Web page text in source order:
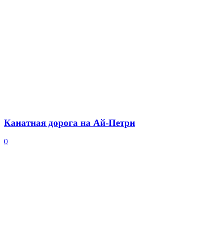
Канатная дорога на Ай-Петри
0